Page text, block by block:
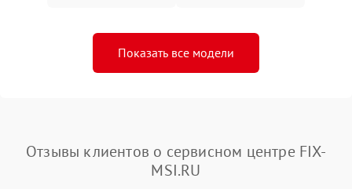
Показать все модели
Отзывы клиентов о сервисном центре FIX-
MSI.RU